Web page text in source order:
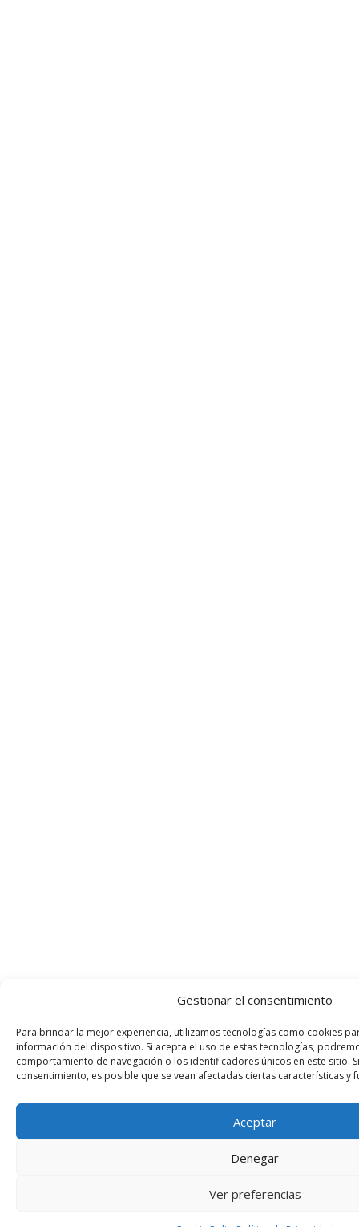
Gestionar el consentimiento
Para brindar la mejor experiencia, utilizamos tecnologías como cookies
información del dispositivo. Si acepta el uso de estas tecnologías,
comportamiento de navegación o los identificadores únicos en este sitio.
consentimiento, es posible que se vean afectadas ciertas características y
Aceptar
Denegar
Ver preferencias